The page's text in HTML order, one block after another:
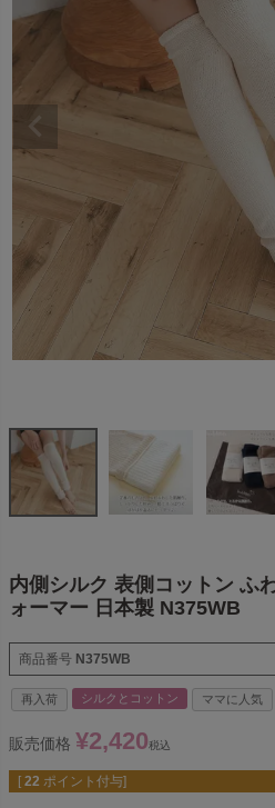
内側シルク 表側コットン ふ
ォーマー 日本製 N375WB
商品番号 N375WB
再入荷 シルクとコットン ママに人気
販売価格 ¥2,420税込
[ 22 ポイント付与]